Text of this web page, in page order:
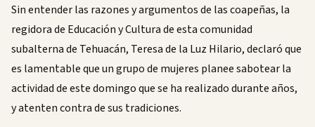
Sin entender las razones y argumentos de las coapeñas, la
regidora de Educación y Cultura de esta comunidad
subalterna de Tehuacán, Teresa de la Luz Hilario, declaró que
es lamentable que un grupo de mujeres planee sabotear la
actividad de este domingo que se ha realizado durante años,
y atenten contra de sus tradiciones.